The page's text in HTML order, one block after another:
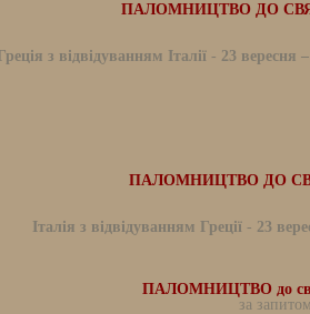
ПАЛОМНИЦТВО ДО
Греція з відвідуванням Італії- 23 вересня
ПАЛОМНИЦТВО ДО
Італія з відвідуванням Греції- 23
ПАЛОМНИЦТВО до
за запитом